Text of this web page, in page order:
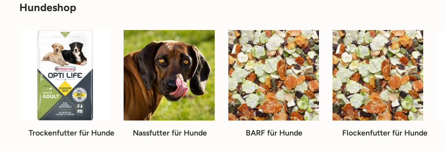
Hundeshop
Trockenfutter für Hunde Nassfutter für Hunde BARF für Hunde Flockenfutter für Hunde